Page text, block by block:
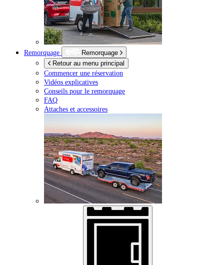
Remorquage
Remorquage
Retour au menu principal
Commencer une réservation
Vidéos explicatives
Conseils pour le remorquage
FAQ
Attaches et accessoires